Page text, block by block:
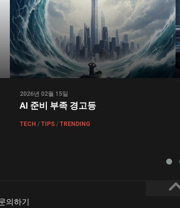
2026년 02월 15일
AI 준비 부족 경고등
TECH / TIPS / TRENDING
의하기